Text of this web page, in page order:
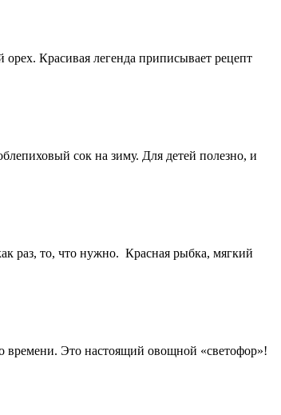
Красивая легенда приписывает рецепт
сок на зиму. Для детей полезно, и
раз, то, что нужно. Красная рыбка, мягкий
времени. Это настоящий овощной «светофор»!